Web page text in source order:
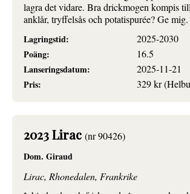
lagra det vidare. Bra drickmogen kompis
anklår, tryffelsås och potatispurée? Ge mig.
Lagringstid:
2025-2030
Poäng:
16.5
Lanseringsdatum:
2025-11-21
Pris:
329 kr
2023 Lirac (nr 90426)
Dom. Giraud
Lirac, Rhonedalen, Frankrike